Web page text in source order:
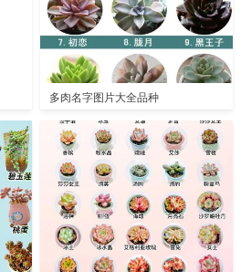
多肉名字图片大全品种